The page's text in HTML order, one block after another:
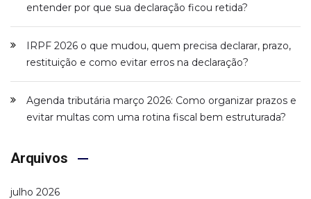
entender por que sua declaração ficou retida?
IRPF 2026 o que mudou, quem precisa declarar, prazo,
restituição e como evitar erros na declaração?
Agenda tributária março 2026: Como organizar prazos e
evitar multas com uma rotina fiscal bem estruturada?
Arquivos
julho 2026